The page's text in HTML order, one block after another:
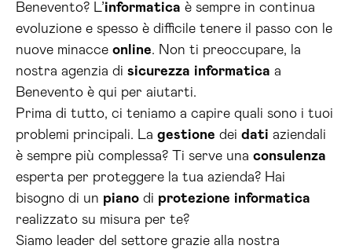
Benevento? L’informatica è sempre in continua
evoluzione e spesso è difficile tenere il passo con le
nuove minacce online. Non ti preoccupare, la
nostra agenzia di sicurezza informatica a
Benevento è qui per aiutarti.
Prima di tutto, ci teniamo a capire quali sono i tuoi
problemi principali. La gestione dei dati aziendali
è sempre più complessa? Ti serve una consulenza
esperta per proteggere la tua azienda? Hai
bisogno di un piano di protezione informatica
realizzato su misura per te?
Siamo leader del settore grazie alla nostra